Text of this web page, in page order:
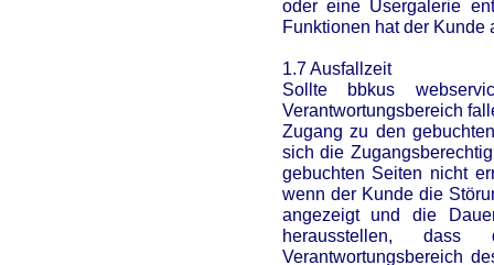
oder eine Usergalerie
Funktionen hat der Kunde
1.7 Ausfallzeit
Sollte bbkus
Verantwortungsbereich
Zugang zu den
sich die
gebuchten Seiten nicht
wenn der Kunde die
angezeigt und die
herausstellen,
Verantwortungsbereich